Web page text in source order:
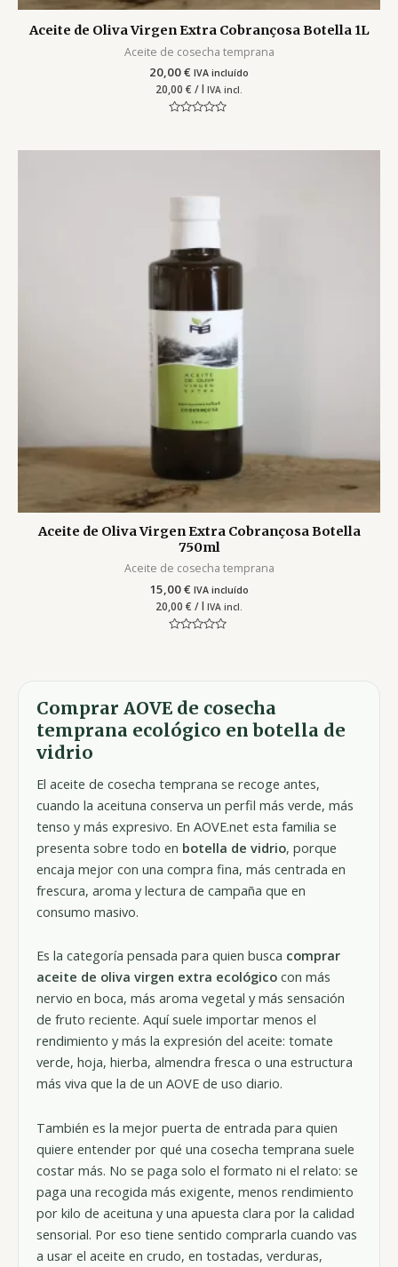
Aceite de Oliva Virgen Extra Cobrançosa Botella 1L
Aceite de cosecha temprana
20,00€ IVA incluído
20,00 € / l IVA incl.
Aceite de Oliva Virgen Extra Cobrançosa Botella
750ml
Aceite de cosecha temprana
15,00€ IVA incluído
20,00 € / l IVA incl.
5
Comprar AOVE de cosecha
temprana ecológico en botella de
vidrio
El aceite de cosecha temprana se recoge antes,
cuando la aceituna conserva un perfil más verde, más
tenso y más expresivo. En AOVE.net esta familia se
presenta sobre todo en botella de vidrio, porque
encaja mejor con una compra fina, más centrada en
frescura, aroma y lectura de campaña que en
consumo masivo.
Es la categoría pensada para quien busca comprar
aceite de oliva virgen extra ecológico con más
nervio en boca, más aroma vegetal y más sensación
de fruto reciente. Aquí suele importar menos el
rendimiento y más la expresión del aceite: tomate
verde, hoja, hierba, almendra fresca o una estructura
más viva que la de un AOVE de uso diario.
También es la mejor puerta de entrada para quien
quiere entender por qué una cosecha temprana suele
costar más. No se paga solo el formato ni el relato: se
paga una recogida más exigente, menos rendimiento
por kilo de aceituna y una apuesta clara por la calidad
sensorial. Por eso tiene sentido comprarla cuando vas
a usar el aceite en crudo, en tostadas, verduras,